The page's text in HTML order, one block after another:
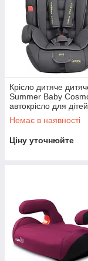
Крісло дитяче
Summer Baby
автокрісло для
Немає в наявності
Ціну уточнюйте